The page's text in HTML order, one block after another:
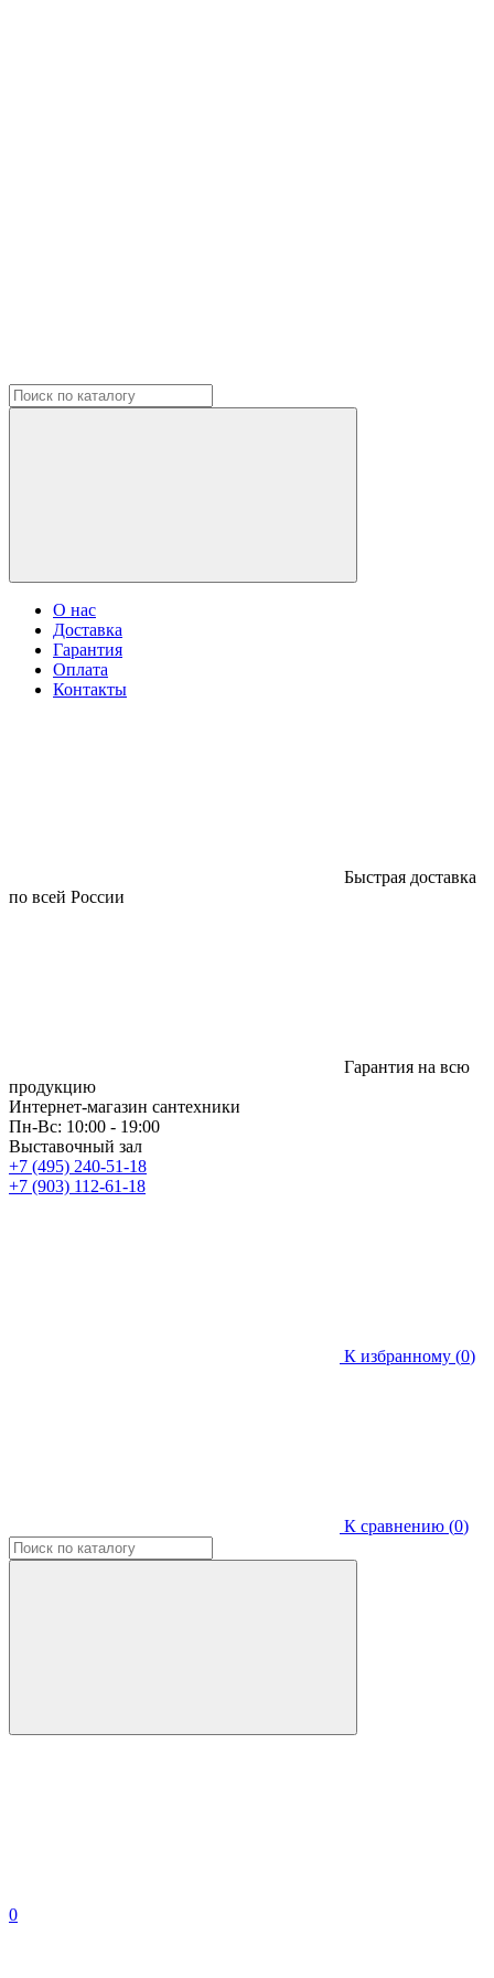
О нас
Доставка
Гарантия
Оплата
Контакты
Быстрая доставка
по всей России
Гарантия на всю
продукцию
Интернет-магазин сантехники
Пн-Вс: 10:00 - 19:00
Выставочный зал
+7 (495) 240-51-18
+7 (903) 112-61-18
К избранному (0)
К сравнению (0)
0